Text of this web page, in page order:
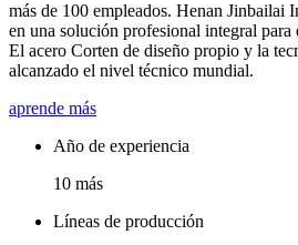
más de 100 empleados. Henan Jinbailai
en una solución profesional integral para
El acero Corten de diseño propio y la
alcanzado el nivel técnico mundial.
aprende más
Año de experiencia
10 más
Líneas de producción